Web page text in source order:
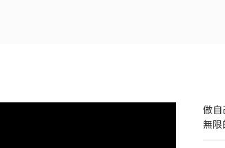
做自
無限